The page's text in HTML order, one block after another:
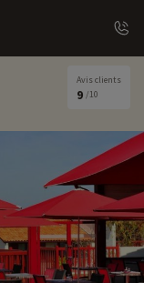
Avis clients
9 /10